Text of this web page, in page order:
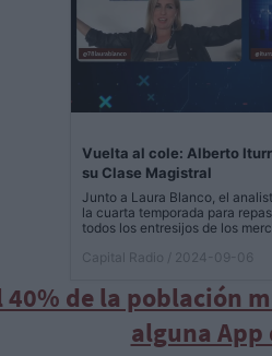
Vuelta al cole: Alberto
su Clase Magistral
Junto a Laura Blanco, el
la cuarta temporada para
todos los entresijos de los
Capital Radio
/ 2024-09-06
40% de la población
alguna App